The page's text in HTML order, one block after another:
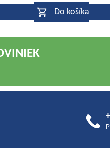
5,0
z
Do košíka